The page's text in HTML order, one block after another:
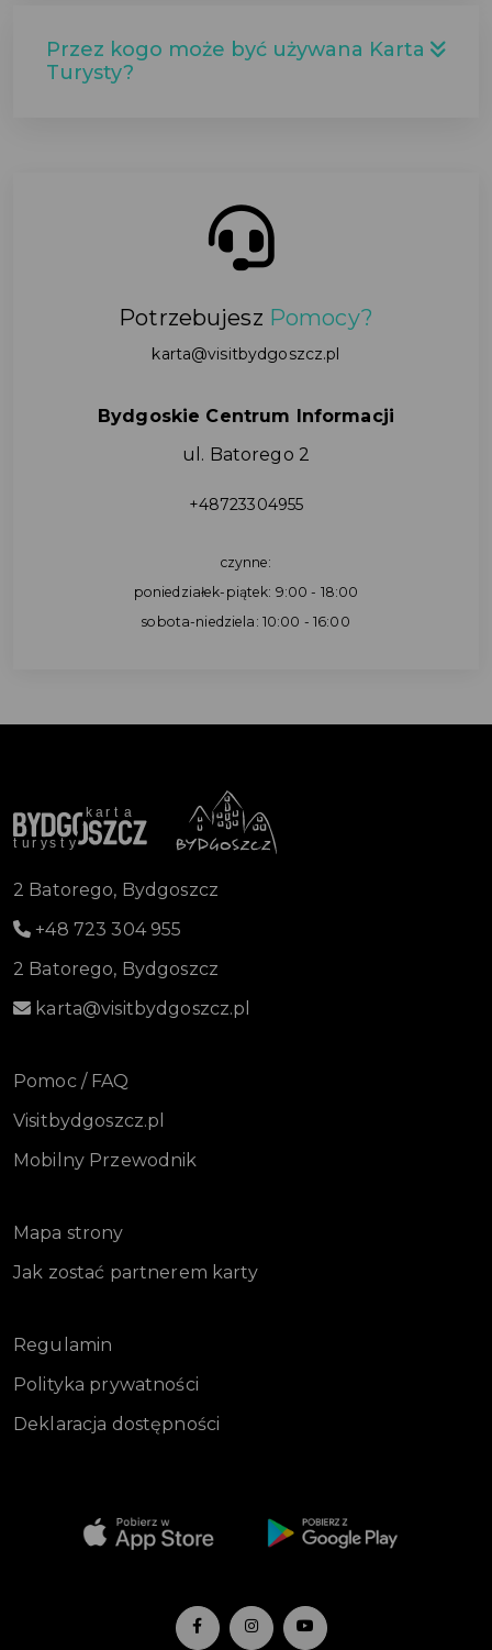
Przez kogo może być używana Karta
Turysty?
Potrzebujesz Pomocy?
karta@visitbydgoszcz.pl
Bydgoskie Centrum Informacji
ul. Batorego 2
+48723304955
czynne:
poniedziałek-piątek: 9:00 - 18:00
sobota-niedziela: 10:00 - 16:00
2 Batorego, Bydgoszcz
+48 723 304 955
2 Batorego, Bydgoszcz
karta@visitbydgoszcz.pl
Pomoc / FAQ
Visitbydgoszcz.pl
Mobilny Przewodnik
Mapa strony
Jak zostać partnerem karty
Regulamin
Polityka prywatności
Deklaracja dostępności